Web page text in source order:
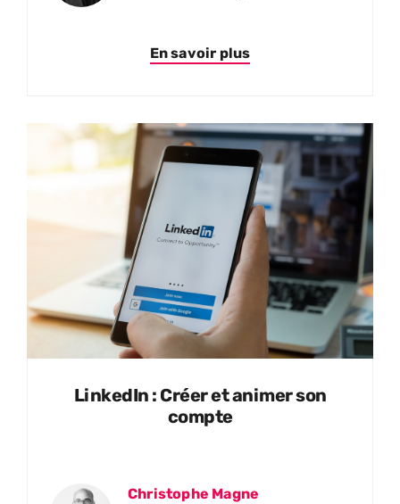
En savoir plus
LinkedIn : Créer et animer son
compte
Christophe Magne